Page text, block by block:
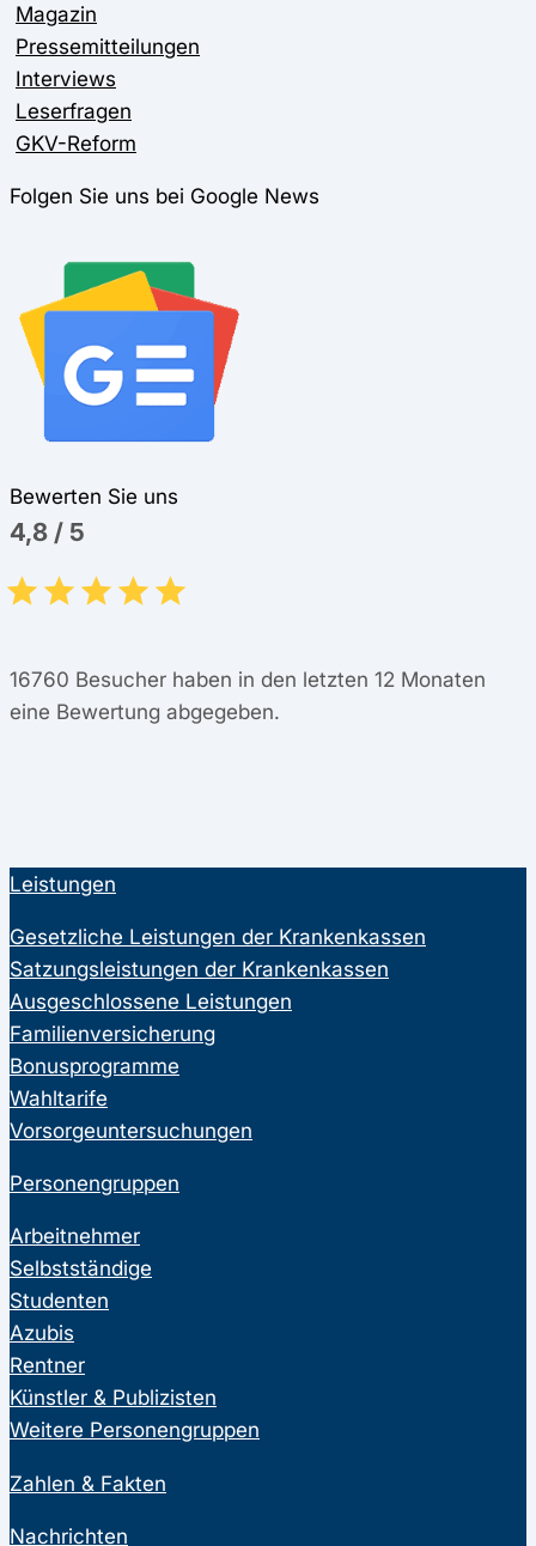
Magazin
Pressemitteilungen
Interviews
Leserfragen
GKV-Reform
Folgen Sie uns bei Google News
Bewerten Sie uns
4,8 / 5
16760 Besucher haben in den letzten 12 Monaten
eine Bewertung abgegeben.
Leistungen
Gesetzliche Leistungen der Krankenkassen
Satzungsleistungen der Krankenkassen
Ausgeschlossene Leistungen
Familienversicherung
Bonusprogramme
Wahltarife
Vorsorgeuntersuchungen
Personengruppen
Arbeitnehmer
Selbstständige
Studenten
Azubis
Rentner
Künstler & Publizisten
Weitere Personengruppen
Zahlen & Fakten
Nachrichten